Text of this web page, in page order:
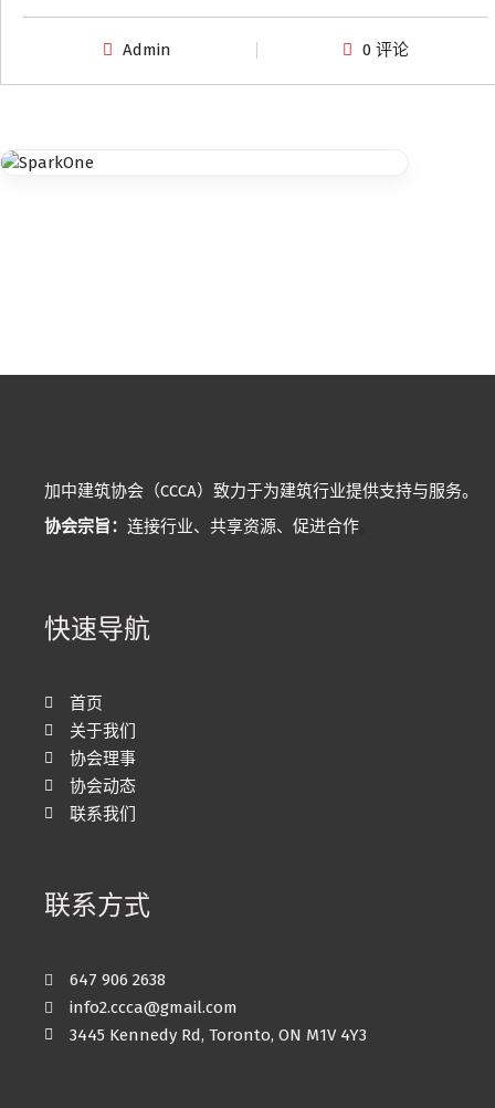
Admin 0 评论
加中建筑协会（CCCA）致力于为建筑行业提供支持与服务。
协会宗旨： 连接行业、共享资源、促进合作
快速导航
首页
关于我们
协会理事
协会动态
联系我们
联系方式
647 906 2638
info2.ccca@gmail.com
3445 Kennedy Rd, Toronto, ON M1V 4Y3